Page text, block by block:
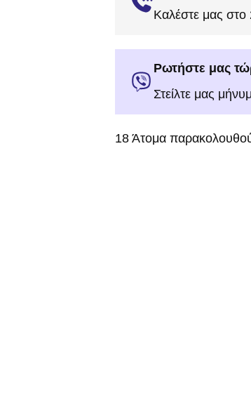
Καλέστε μας
Ρωτήστε μας
Στείλτε μας
18 Άτομα